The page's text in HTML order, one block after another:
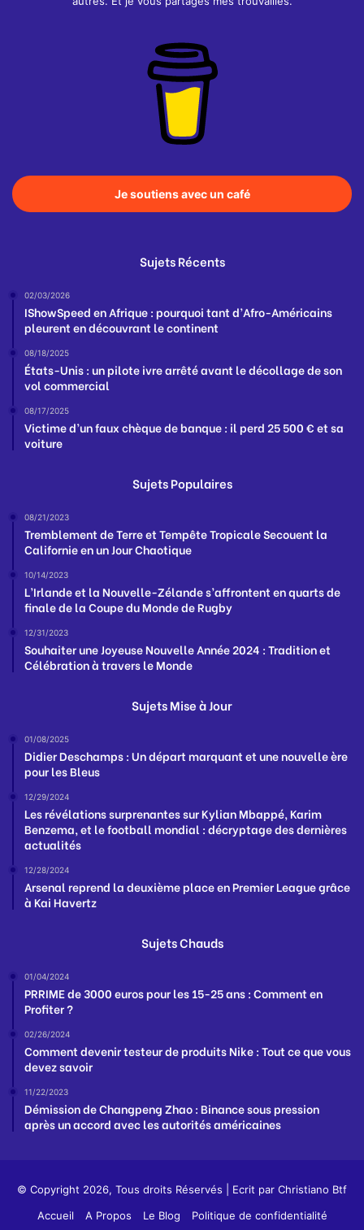
Je soutiens avec un café
Sujets Récents
02/03/2026
IShowSpeed en Afrique : pourquoi tant d’Afro-Américains
pleurent en découvrant le continent
08/18/2025
États-Unis : un pilote ivre arrêté avant le décollage de son
vol commercial
08/17/2025
Victime d’un faux chèque de banque : il perd 25 500 € et sa
voiture
Sujets Populaires
08/21/2023
Tremblement de Terre et Tempête Tropicale Secouent la
Californie en un Jour Chaotique
10/14/2023
L’Irlande et la Nouvelle-Zélande s’affrontent en quarts de
finale de la Coupe du Monde de Rugby
12/31/2023
Souhaiter une Joyeuse Nouvelle Année 2024 : Tradition et
Célébration à travers le Monde
Sujets Mise à Jour
01/08/2025
Didier Deschamps : Un départ marquant et une nouvelle ère
pour les Bleus
12/29/2024
Les révélations surprenantes sur Kylian Mbappé, Karim
Benzema, et le football mondial : décryptage des dernières
actualités
12/28/2024
Arsenal reprend la deuxième place en Premier League grâce
à Kai Havertz
Sujets Chauds
01/04/2024
PRRIME de 3000 euros pour les 15-25 ans : Comment en
Profiter ?
02/26/2024
Comment devenir testeur de produits Nike : Tout ce que vous
devez savoir
11/22/2023
Démission de Changpeng Zhao : Binance sous pression
après un accord avec les autorités américaines
© Copyright 2026, Tous droits Réservés | Ecrit par Christiano Btf
Accueil
A Propos Le Blog Politique de confidentialité